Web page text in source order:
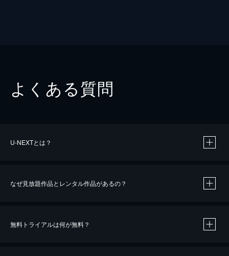
よくある質問
U-NEXTとは？
なぜ見放題作品とレンタル作品があるの？
無料トライアルは何が無料？